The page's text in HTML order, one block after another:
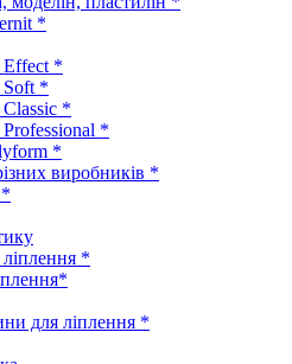
*
Effect *
Soft *
*
*
*
виробників *
*
для ліплення *